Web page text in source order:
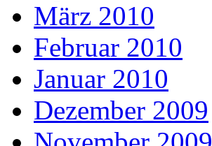
März 2010
Februar 2010
Januar 2010
Dezember 2009